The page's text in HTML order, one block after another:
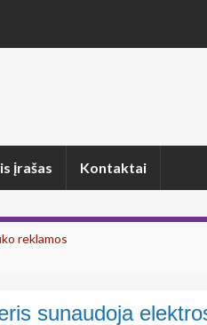
įrašas Kontaktai
reklamos
sunaudoja